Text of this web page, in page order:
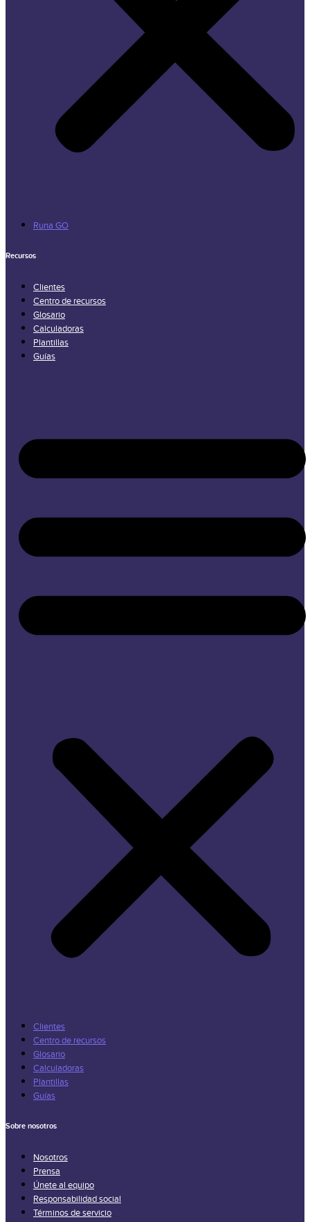
Runa GO
Recursos
Clientes
Centro de recursos
Glosario
Calculadoras
Plantillas
Guías
Clientes
Centro de recursos
Glosario
Calculadoras
Plantillas
Guías
Sobre nosotros
Nosotros
Prensa
Únete al equipo
Responsabilidad social
Términos de servicio